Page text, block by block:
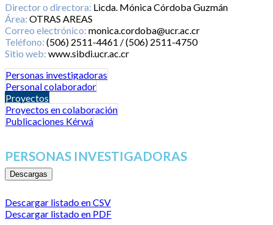
Director o directora: Licda. Mónica Córdoba Guzmán
Área: OTRAS AREAS
Correo electrónico: monica.cordoba@ucr.ac.cr
Teléfono: (506) 2511-4461 / (506) 2511-4750
Sitio web: www.sibdi.ucr.ac.cr
Personas investigadoras
Personal colaborador
Proyectos
Proyectos en colaboración
Publicaciones Kérwá
PERSONAS INVESTIGADORAS
Descargas
Descargar listado en CSV
Descargar listado en PDF